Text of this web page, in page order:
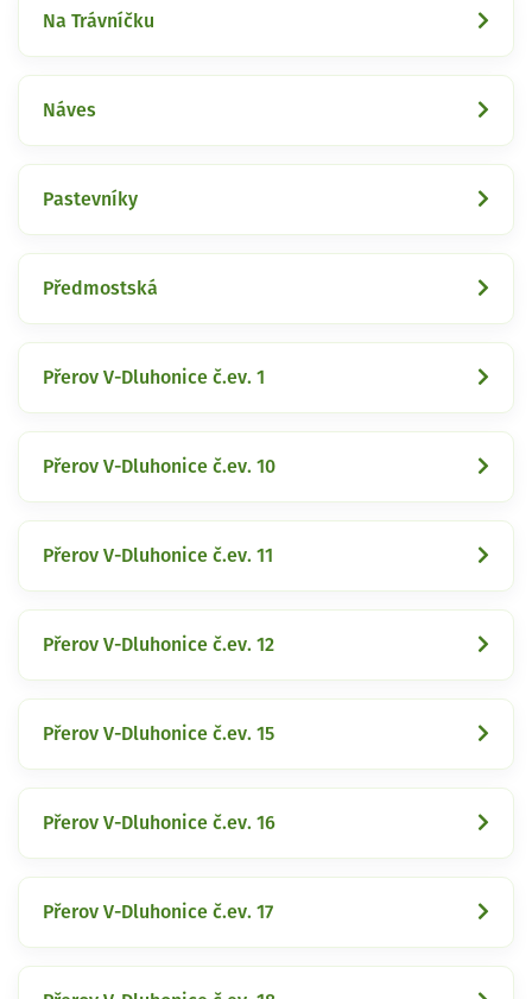
Na Trávníčku
Náves
Pastevníky
Předmostská
Přerov V-Dluhonice č.ev. 1
Přerov V-Dluhonice č.ev. 10
Přerov V-Dluhonice č.ev. 11
Přerov V-Dluhonice č.ev. 12
Přerov V-Dluhonice č.ev. 15
Přerov V-Dluhonice č.ev. 16
Přerov V-Dluhonice č.ev. 17